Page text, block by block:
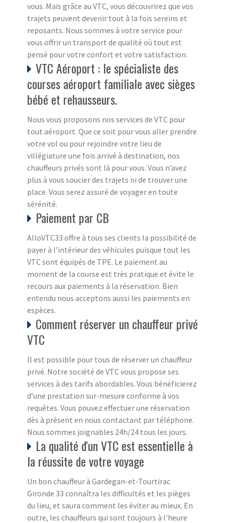
vous. Mais grâce au VTC, vous découvrirez que vos
trajets peuvent devenir tout à la fois sereins et
reposants. Nous sommes à votre service pour
vous offrir un transport de qualité où tout est
pensé pour votre confort et votre satisfaction.
VTC Aéroport : le spécialiste des
courses aéroport familiale avec sièges
bébé et rehausseurs.
Nous vous proposons nos services de VTC pour
tout aéroport. Que ce soit pour vous aller prendre
votre vol ou pour rejoindre votre lieu de
villégiature une fois arrivé à destination, nos
chauffeurs privés sont là pour vous. Vous n’avez
plus à vous soucier des trajets ni de trouver une
place. Vous serez assuré de voyager en toute
sérénité.
Paiement par CB
AlloVTC33 offre à tous ses clients la possibilité de
payer à l’intérieur des véhicules puisque tout les
VTC sont équipés de TPE. Le paiement au
moment de la course est très pratique et évite le
recours aux paiements à la réservation. Bien
entendu nous acceptons aussi les paiements en
espèces.
Comment réserver un chauffeur privé
VTC
Il est possible pour tous de réserver un chauffeur
privé. Notre société de VTC vous propose ses
services à des tarifs abordables. Vous bénéficierez
d’une prestation sur-mesure conforme à vos
requêtes. Vous pouvez effectuer une réservation
dès à présent en nous contactant par téléphone.
Nous sommes joignables 24h/24 tous les jours.
La qualité d'un VTC est essentielle à
la réussite de votre voyage
Un bon chauffeur à Gardegan-et-Tourtirac
Gironde 33 connaîtra les difficultés et les pièges
du lieu, et saura comment les éviter au mieux. En
outre, les chauffeurs qui sont toujours à l'heure